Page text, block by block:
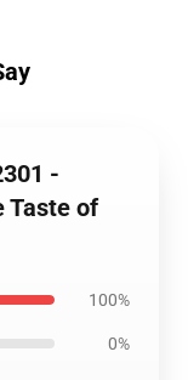
-
Taste of
100%
0%